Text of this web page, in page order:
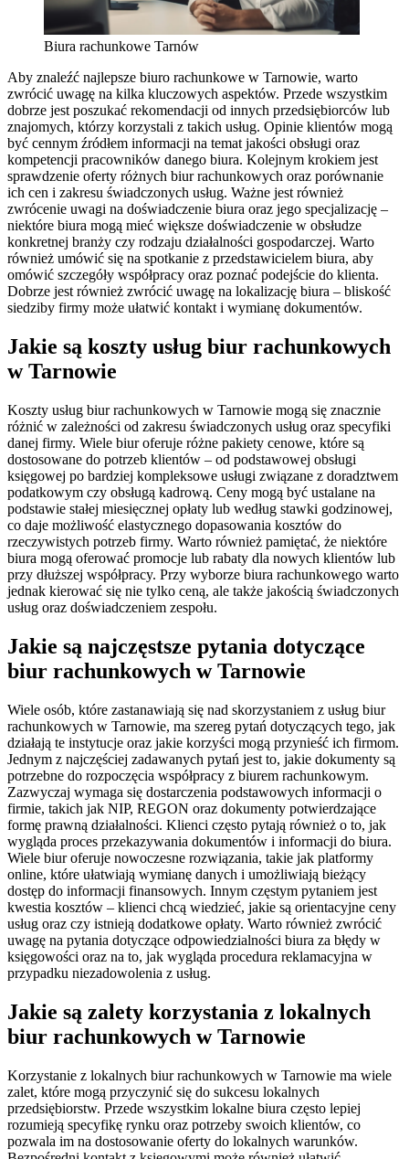
Biura rachunkowe Tarnów
Aby znaleźć najlepsze biuro rachunkowe w Tarnowie, warto
zwrócić uwagę na kilka kluczowych aspektów. Przede wszystkim
dobrze jest poszukać rekomendacji od innych przedsiębiorców lub
znajomych, którzy korzystali z takich usług. Opinie klientów mogą
być cennym źródłem informacji na temat jakości obsługi oraz
kompetencji pracowników danego biura. Kolejnym krokiem jest
sprawdzenie oferty różnych biur rachunkowych oraz porównanie
ich cen i zakresu świadczonych usług. Ważne jest również
zwrócenie uwagi na doświadczenie biura oraz jego specjalizację –
niektóre biura mogą mieć większe doświadczenie w obsłudze
konkretnej branży czy rodzaju działalności gospodarczej. Warto
również umówić się na spotkanie z przedstawicielem biura, aby
omówić szczegóły współpracy oraz poznać podejście do klienta.
Dobrze jest również zwrócić uwagę na lokalizację biura – bliskość
siedziby firmy może ułatwić kontakt i wymianę dokumentów.
Jakie są koszty usług biur rachunkowych
w Tarnowie
Koszty usług biur rachunkowych w Tarnowie mogą się znacznie
różnić w zależności od zakresu świadczonych usług oraz specyfiki
danej firmy. Wiele biur oferuje różne pakiety cenowe, które są
dostosowane do potrzeb klientów – od podstawowej obsługi
księgowej po bardziej kompleksowe usługi związane z doradztwem
podatkowym czy obsługą kadrową. Ceny mogą być ustalane na
podstawie stałej miesięcznej opłaty lub według stawki godzinowej,
co daje możliwość elastycznego dopasowania kosztów do
rzeczywistych potrzeb firmy. Warto również pamiętać, że niektóre
biura mogą oferować promocje lub rabaty dla nowych klientów lub
przy dłuższej współpracy. Przy wyborze biura rachunkowego warto
jednak kierować się nie tylko ceną, ale także jakością świadczonych
usług oraz doświadczeniem zespołu.
Jakie są najczęstsze pytania dotyczące
biur rachunkowych w Tarnowie
Wiele osób, które zastanawiają się nad skorzystaniem z usług biur
rachunkowych w Tarnowie, ma szereg pytań dotyczących tego, jak
działają te instytucje oraz jakie korzyści mogą przynieść ich firmom.
Jednym z najczęściej zadawanych pytań jest to, jakie dokumenty są
potrzebne do rozpoczęcia współpracy z biurem rachunkowym.
Zazwyczaj wymaga się dostarczenia podstawowych informacji o
firmie, takich jak NIP, REGON oraz dokumenty potwierdzające
formę prawną działalności. Klienci często pytają również o to, jak
wygląda proces przekazywania dokumentów i informacji do biura.
Wiele biur oferuje nowoczesne rozwiązania, takie jak platformy
online, które ułatwiają wymianę danych i umożliwiają bieżący
dostęp do informacji finansowych. Innym częstym pytaniem jest
kwestia kosztów – klienci chcą wiedzieć, jakie są orientacyjne ceny
usług oraz czy istnieją dodatkowe opłaty. Warto również zwrócić
uwagę na pytania dotyczące odpowiedzialności biura za błędy w
księgowości oraz na to, jak wygląda procedura reklamacyjna w
przypadku niezadowolenia z usług.
Jakie są zalety korzystania z lokalnych
biur rachunkowych w Tarnowie
Korzystanie z lokalnych biur rachunkowych w Tarnowie ma wiele
zalet, które mogą przyczynić się do sukcesu lokalnych
przedsiębiorstw. Przede wszystkim lokalne biura często lepiej
rozumieją specyfikę rynku oraz potrzeby swoich klientów, co
pozwala im na dostosowanie oferty do lokalnych warunków.